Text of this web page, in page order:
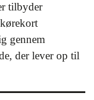
tilbyder
gennem
der lever op til